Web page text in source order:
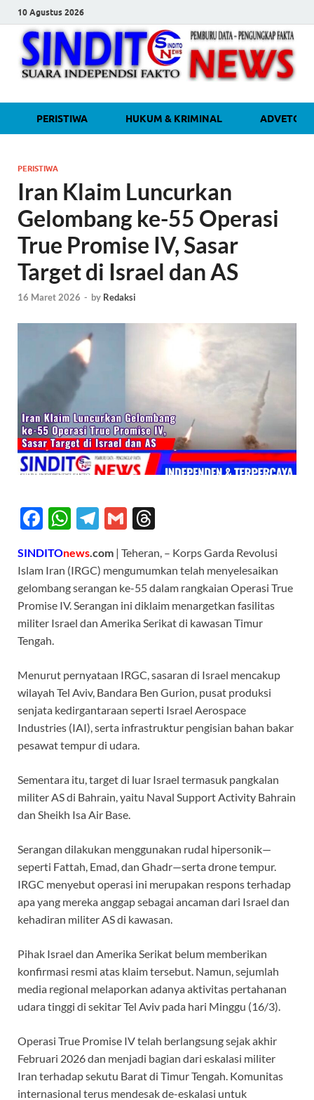
10 Agustus 2026
Media Independen Faktual dan
Terpercaya
PERISTIWA HUKUM & KRIMINAL
PERISTIWA
Iran Klaim Luncurkan
Gelombang ke-55 Operasi
True Promise IV, Sasar
Target di Israel dan AS
16 Maret 2026 - by Redaksi
F
e
b
o
o
k
W
at
s
A
p
T
e
gr
a
m
G
ail e
a
ds
SINDITOnews.com | Teheran, – Korps Garda Revolusi
Islam Iran (IRGC) mengumumkan telah menyelesaikan
gelombang serangan ke-55 dalam rangkaian Operasi True
Promise IV. Serangan ini diklaim menargetkan fasilitas
militer Israel dan Amerika Serikat di kawasan Timur
Tengah.
Menurut pernyataan IRGC, sasaran di Israel mencakup
wilayah Tel Aviv, Bandara Ben Gurion, pusat produksi
senjata kedirgantaraan seperti Israel Aerospace
Industries (IAI), serta infrastruktur pengisian bahan bakar
pesawat tempur di udara.
Sementara itu, target di luar Israel termasuk pangkalan
militer AS di Bahrain, yaitu Naval Support Activity Bahrain
dan Sheikh Isa Air Base.
Serangan dilakukan menggunakan rudal hipersonik—
seperti Fattah, Emad, dan Ghadr—serta drone tempur.
IRGC menyebut operasi ini merupakan respons terhadap
apa yang mereka anggap sebagai ancaman dari Israel dan
kehadiran militer AS di kawasan.
Pihak Israel dan Amerika Serikat belum memberikan
konfirmasi resmi atas klaim tersebut. Namun, sejumlah
media regional melaporkan adanya aktivitas pertahanan
udara tinggi di sekitar Tel Aviv pada hari Minggu (16/3).
Operasi True Promise IV telah berlangsung sejak akhir
Februari 2026 dan menjadi bagian dari eskalasi militer
Iran terhadap sekutu Barat di Timur Tengah. Komunitas
internasional terus mendesak de-eskalasi untuk